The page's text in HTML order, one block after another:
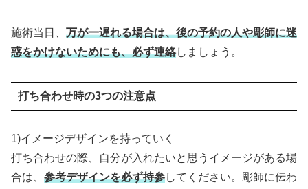
施術当日、 万が一遅れる場合は、後の予約の人や彫師に迷
惑をかけないためにも、必ず連絡しましょう。
打ち合わせ時の3つの注意点
1)イメージデザインを持っていく
打ち合わせの際、自分が入れたいと思うイメージがある場
合は、 参考デザインを必ず持参してください。彫師に伝わ